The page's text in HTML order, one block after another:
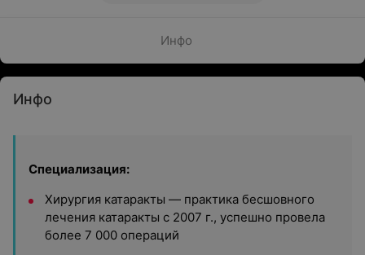
Инфо
Инфо
Cпециализация:
Хирургия катаракты — практика бесшовного
лечения катаракты с 2007 г., успешно провела
более 7 000 операций